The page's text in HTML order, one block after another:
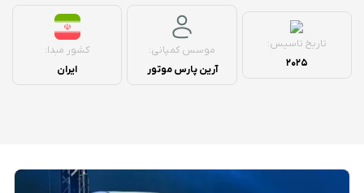
تاریخ تاسیس:
2025
موسس کمپانی:
آرین پارس موتور
کشور مبدا:
ایران